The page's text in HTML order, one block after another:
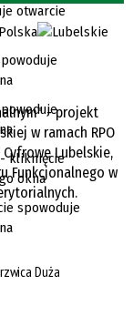
- projekt
w ramach RPO
Lubelskie,
Funkcjonalnego w
Duża